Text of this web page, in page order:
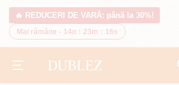
🔥 REDUCERI DE VARĂ: până la 30%!
Mai rămâne - 14o : 23m : 15s